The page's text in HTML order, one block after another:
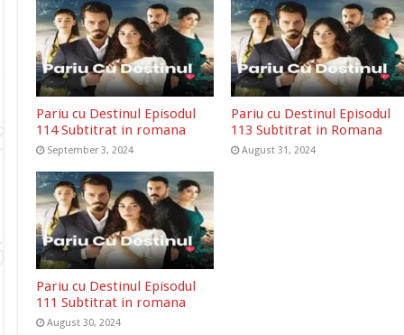
Pariu cu Destinul Episodul
114 Subtitrat in romana
September 3, 2024
Pariu cu Destinul Episodul
113 Subtitrat in Romana
August 31, 2024
Pariu cu Destinul Episodul
111 Subtitrat in romana
August 30, 2024